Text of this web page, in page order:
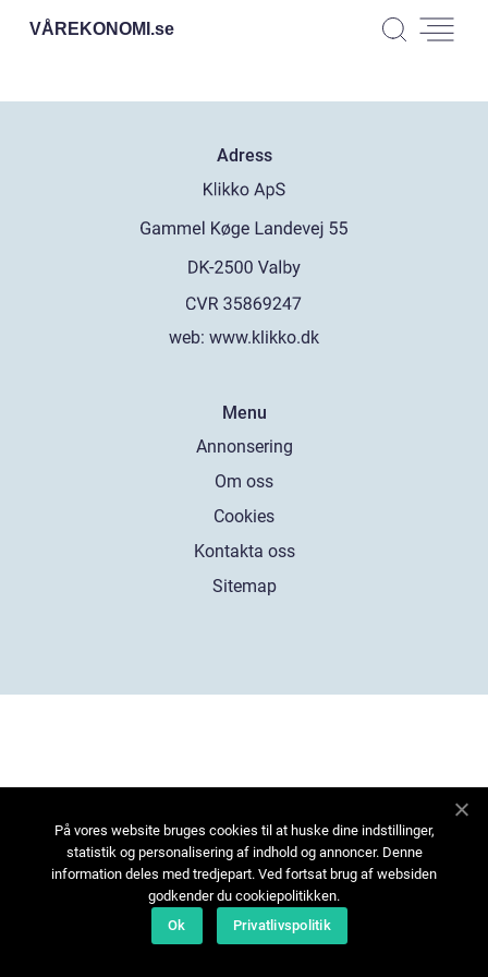
VÅREKONOMI.se
Adress
web: www.klikko.dk
Menu
Annonsering
Om oss
Cookies
Kontakta oss
Sitemap
På vores website bruges cookies til at huske dine indstillinger,
statistik og personalisering af indhold og annoncer. Denne
information deles med tredjepart. Ved fortsat brug af websiden
godkender du cookiepolitikken.
Ok
Privatlivspolitik